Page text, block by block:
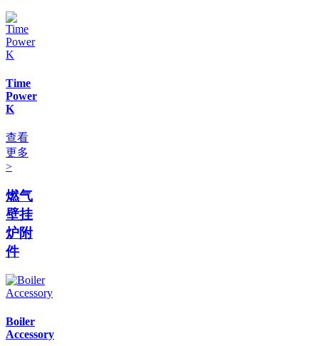
Time
Power
K
查看
更多
>
燃气
壁挂
炉附
件
Boiler
Accessory